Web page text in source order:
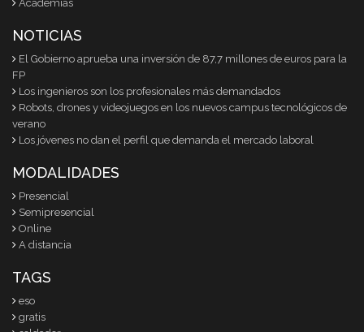
Academias
NOTICIAS
El Gobierno aprueba una inversión de 87,7 millones de euros para la
FP
Los ingenieros son los profesionales más demandados
Robots, drones y videojuegos en los nuevos campus tecnológicos de
verano
Los jóvenes no dan el perfil que demanda el mercado laboral
MODALIDADES
Presencial
Semipresencial
Online
A distancia
TAGS
eso
gratis